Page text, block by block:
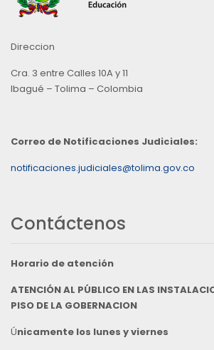
Direccion
Cra. 3 entre Calles 10A y 11
Ibagué – Tolima – Colombia
Correo de Notificaciones Judiciales:
notificaciones.judiciales@tolima.gov.co
Contáctenos
Horario de atención
ATENCIÓN AL PÚBLICO EN LAS
PISO DE LA GOBERNACION
Únicamente los lunes y viernes